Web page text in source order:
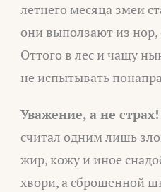
летнего месяца змеи
они выползают из нор,
Оттого в лес и чащу
не испытывать
Уважение, а не страх!
считал одним лишь
жир, кожу и иное
хвори, а сброшенной